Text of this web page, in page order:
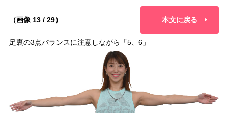
（画像 13 / 29） 本文に戻る
足裏の3点バランスに注意しながら「5、6」